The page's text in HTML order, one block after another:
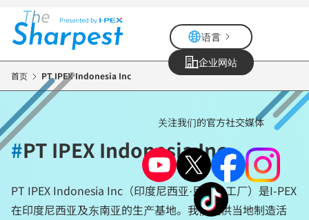
主
内
语言
企业网站
关注我们的官方社交媒体
首页 PT IPEX Indonesia Inc
#PT IPEX Indonesia Inc
PT IPEX Indonesia Inc（印度尼西亚·民丹岛工厂）是I-PEX
在印度尼西亚及东南亚的生产基地。我们提供当地制造活